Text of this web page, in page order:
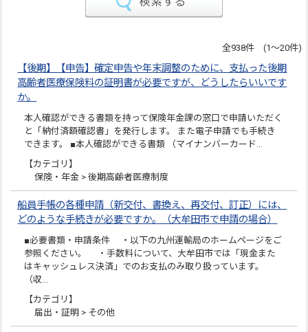
全938件 (1～20件)
【後期】【申告】確定申告や年末調整のために、支払った後期
高齢者医療保険料の証明書が必要ですが、どうしたらいいです
か。
本人確認ができる書類を持って保険年金課の窓口で申請いただく
と「納付済額確認書」を発行します。 また電子申請でも手続き
できます。 ■本人確認ができる書類 （マイナンバーカード…
【カテゴリ】
保険・年金 > 後期高齢者医療制度
船員手帳の各種申請（新交付、書換え、再交付、訂正）には、
どのような手続きが必要ですか。（大牟田市で申請の場合）
■必要書類・申請条件 ・以下の九州運輸局のホームページをご
参照ください。 ・手数料について、大牟田市では「現金また
はキャッシュレス決済」でのお支払のみ取り扱っています。
（収…
【カテゴリ】
届出・証明 > その他